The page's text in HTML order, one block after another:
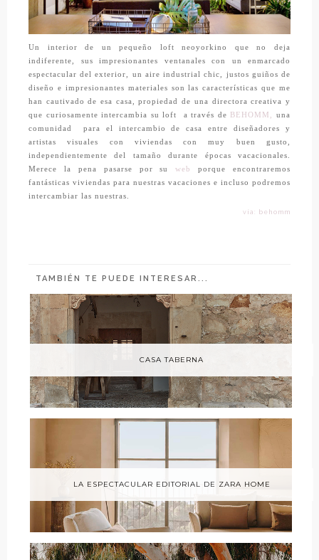
Un interior de un pequeño loft neoyorkino que no deja
indiferente, sus impresionantes ventanales con un enmarcado
espectacular del exterior, un aire industrial chic, justos guiños de
diseño e impresionantes materiales son las características que me
han cautivado de esa casa, propiedad de una directora creativa y
que curiosamente intercambia su loft a través de
BEHOMM,
una
comunidad para el intercambio de casa entre diseñadores y
artistas visuales con viviendas con muy buen gusto,
independientemente del tamaño durante épocas vacacionales.
Merece la pena pasarse por suweb
porque encontraremos
fantásticas viviendas para nuestras vacaciones e incluso podremos
intercambiar las nuestras.
vía: behomm
TAMBIÉN TE PUEDE INTERESAR...
CASA TABERNA
LA ESPECTACULAR EDITORIAL DE ZARA HOME